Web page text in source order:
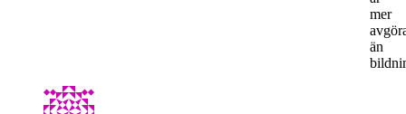
mer
än